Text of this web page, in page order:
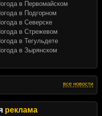
все новости
реклама
в Первомайском
в Подгорном
в Северске
в Стрежевом
в Тегульдете
в Зырянском